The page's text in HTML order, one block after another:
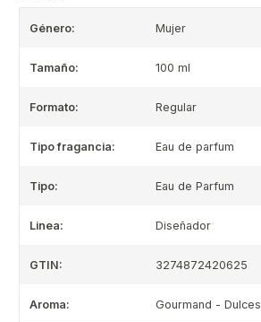
Género: Mujer
Tamaño: 100 ml
Formato: Regular
Tipo fragancia: Eau de parfum
Tipo: Eau de Parfum
Linea: Diseñador
GTIN: 3274872420625
Aroma: Gourmand - Dulces